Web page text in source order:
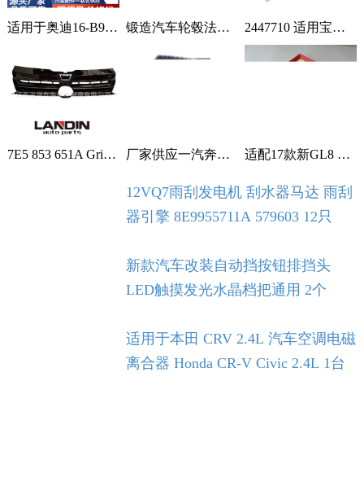
适用于奥迪16-B9车身汽车配件一站式供应品质可靠车身护板可定制 2套 锻造汽车轮毂法兰盘加宽偏距垫片适用丰田霸道普拉多黑色阳极氧化 1只 2447710 适用宝马蓄电池紧急电池 84102447710 84109361678 1个
7E5 853 651A Grille With Chrome For VW T5 T6 2009-2015 1个 厂家供应一汽奔腾B30空调滤芯空调格空调滤清器 1个 适配17款新GL8 2.0T 2.5L空滤 空气滤芯 滤清器 空气格 5个
12VQ7雨刮发电机 刮水器马达 雨刮
器引擎 8E9955711A 579603 12只
新款汽车改装自动挡按钮排挡头
LED触摸发光水晶档把通用 2个
适用于本田 CRV 2.4L 汽车空调电磁
离合器 Honda CR-V Civic 2.4L 1台